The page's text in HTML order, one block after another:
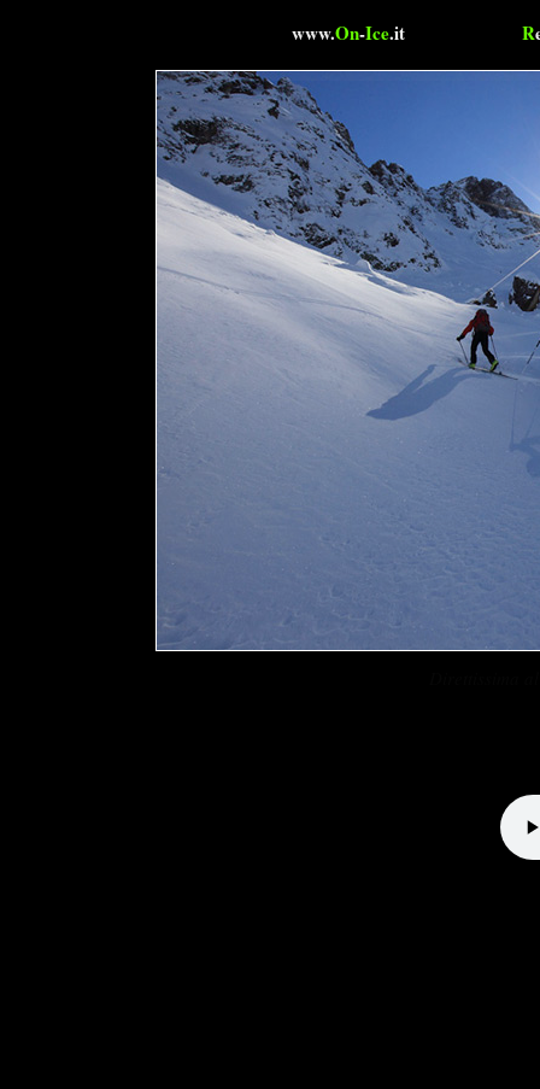
www.On-Ice.it R